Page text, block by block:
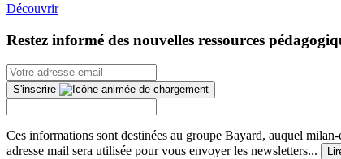
Découvrir
Restez informé des nouvelles ressources
S'inscrire
Ces informations sont destinées au groupe Bayard, auquel
adresse mail sera utilisée pour vous envoyer les newsletters...